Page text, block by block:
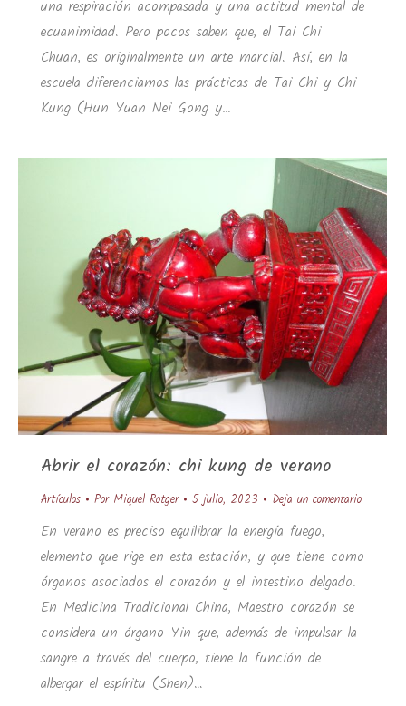
una respiración acompasada y una actitud mental de
ecuanimidad. Pero pocos saben que, el Tai Chi
Chuan, es originalmente un arte marcial. Así, en la
escuela diferenciamos las prácticas de Tai Chi y Chi
Kung (Hun Yuan Nei Gong y…
Abrir el corazón: chi kung de verano
Artículos Por Miquel Rotger 5 julio, 2023 Deja un comentario
En verano es preciso equilibrar la energía fuego,
elemento que rige en esta estación, y que tiene como
órganos asociados el corazón y el intestino delgado.
En Medicina Tradicional China, Maestro corazón se
considera un órgano Yin que, además de impulsar la
sangre a través del cuerpo, tiene la función de
albergar el espíritu (Shen)…